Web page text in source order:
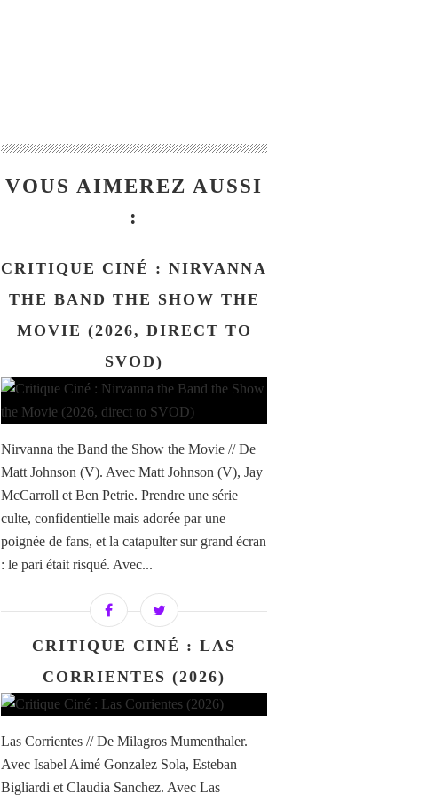
VOUS AIMEREZ AUSSI
:
CRITIQUE CINÉ : NIRVANNA
THE BAND THE SHOW THE
MOVIE (2026, DIRECT TO
SVOD)
Nirvanna the Band the Show the Movie // De
Matt Johnson (V). Avec Matt Johnson (V), Jay
McCarroll et Ben Petrie. Prendre une série
culte, confidentielle mais adorée par une
poignée de fans, et la catapulter sur grand écran
: le pari était risqué. Avec...
CRITIQUE CINÉ : LAS
CORRIENTES (2026)
Las Corrientes // De Milagros Mumenthaler.
Avec Isabel Aimé Gonzalez Sola, Esteban
Bigliardi et Claudia Sanchez. Avec Las